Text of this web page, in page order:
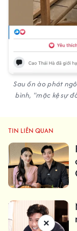
Sau ồn ào phát
bình, "mặc kệ sự
TIN LIÊN QUAN
×